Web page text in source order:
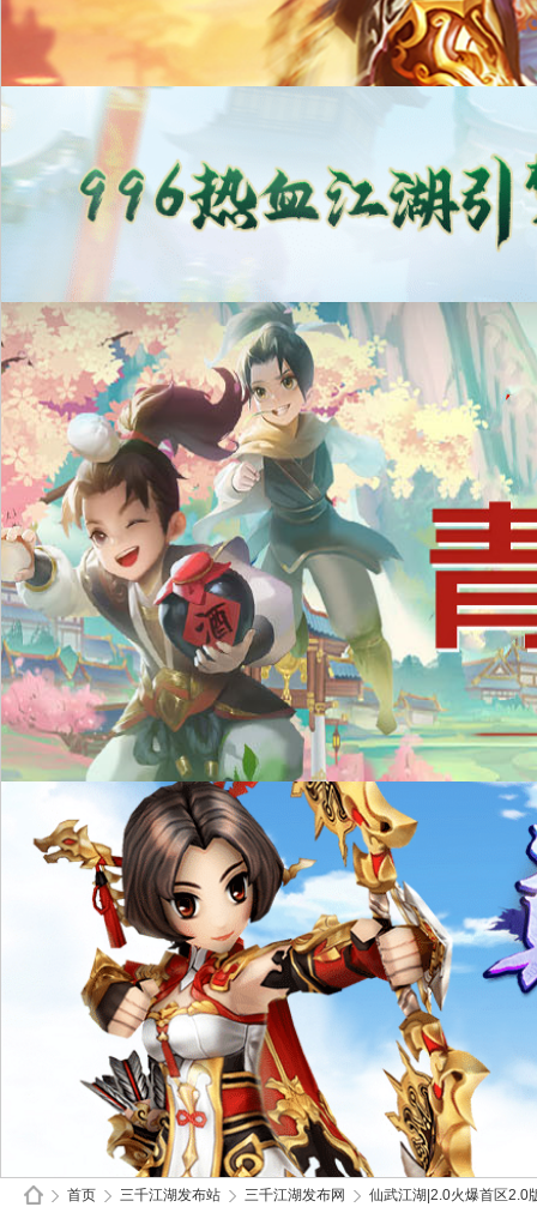
首页 三千江湖发布站 三千江湖发布网 仙武江湖|2.0火爆首区